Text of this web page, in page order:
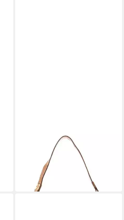
CAMPOMAGGI
Umhängetasche
312,40 € 440,00 €
in 2-3 Werktagen bei dir